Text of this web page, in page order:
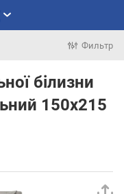
Фильтр
білизни
150х215